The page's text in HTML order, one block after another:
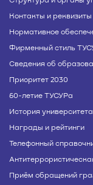
Контакты и реквизиты
Нормативное
Фирменный стиль
Сведения об
Приоритет 2030
60-летие ТУСУРа
История университета
Награды и рейтинги
Телефонный
Приём обращений